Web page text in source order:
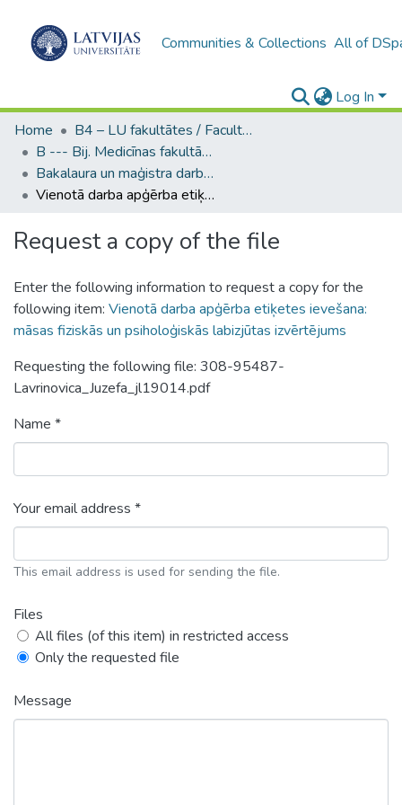
Communities & Collections All of
Log In
Home
B4 – LU fakultātes / Faculties of the UL
B --- Bij. Medicīnas fakultātes studentu noslēguma darbi / Faculty of Medicine - Graduate works
Bakalaura un maģistra darbi (MF) / Bachelor's and Master's theses
Vienotā darba apģērba etiķetes ievešana: māsas fiziskās un psiholoģiskās labizjūtas izvērtējums
Request a copy of the file
Enter the following information to request a copy for the
following item: Vienotā darba apģērba etiķetes ievešana:
māsas fiziskās un psiholoģiskās labizjūtas izvērtējums
Requesting the following file: 308-95487-
Lavrinovica_Juzefa_jl19014.pdf
Name *
Your email address *
This email address is used for sending the file.
Files
All files (of this item) in restricted access
Only the requested file
Message